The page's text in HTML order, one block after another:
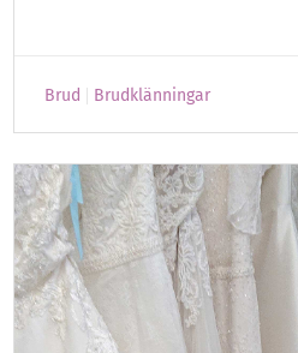
Brud Brudklänningar